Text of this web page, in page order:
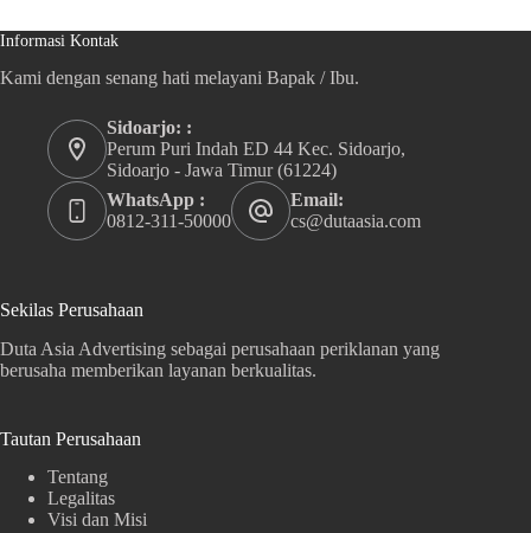
Informasi Kontak
Kami dengan senang hati melayani Bapak / Ibu.
Sidoarjo: :
Perum Puri Indah ED 44 Kec. Sidoarjo,
Sidoarjo - Jawa Timur (61224)
WhatsApp :
0812-311-50000
Email:
cs@dutaasia.com
Sekilas Perusahaan
Duta Asia Advertising sebagai perusahaan periklanan yang
berusaha memberikan layanan berkualitas.
Tautan Perusahaan
Tentang
Legalitas
Visi dan Misi